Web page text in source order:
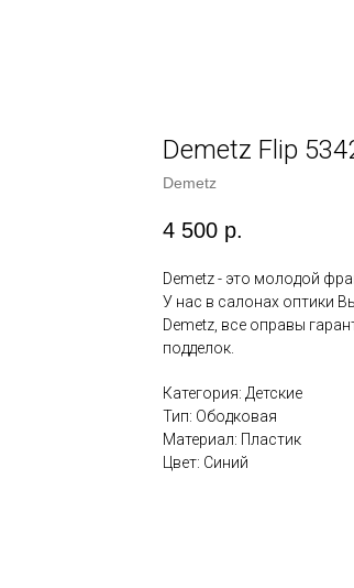
Demetz Flip
Demetz
4 500 р.
Demetz - это молодой
У нас в салонах оптики
Demetz, все оправы
подделок.
Категория: Детские
Тип: Ободковая
Материал: Пластик
Цвет: Синий